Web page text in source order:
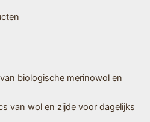
biologische merinowol en
van wol en zijde voor dagelijks